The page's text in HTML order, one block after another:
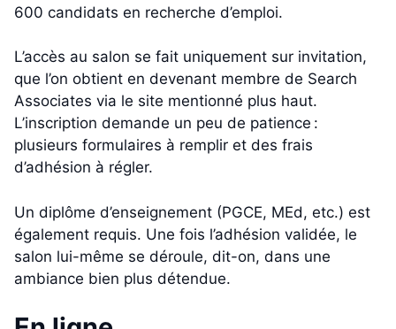
600 candidats en recherche d’emploi.
L’accès au salon se fait uniquement sur invitation,
que l’on obtient en devenant membre de Search
Associates via le site mentionné plus haut.
L’inscription demande un peu de patience :
plusieurs formulaires à remplir et des frais
d’adhésion à régler.
Un diplôme d’enseignement (PGCE, MEd, etc.) est
également requis. Une fois l’adhésion validée, le
salon lui-même se déroule, dit-on, dans une
ambiance bien plus détendue.